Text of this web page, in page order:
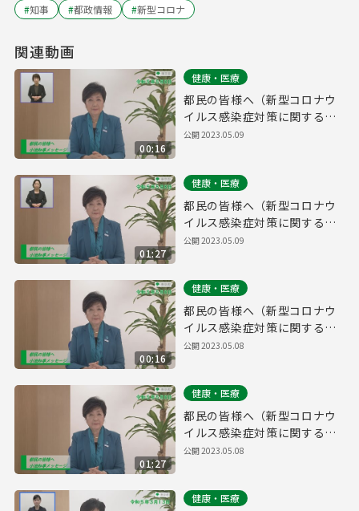
#知事 #都政情報 #新型コロナ
関連動画
00:16
健康・医療
都民の皆様へ（新型コロナウ
イルス感染症対策に関する知
事メッセージ 15秒手話付き
公開2023.05.09
01:27
健康・医療
都民の皆様へ（新型コロナウ
イルス感染症対策に関する知
事メッセージ 手話付き 令和5
公開2023.05.09
00:16
健康・医療
都民の皆様へ（新型コロナウ
イルス感染症対策に関する知
事メッセージ 15秒版 令和5年
公開2023.05.08
01:27
健康・医療
都民の皆様へ（新型コロナウ
イルス感染症対策に関する知
事メッセージ 令和5年5月8
公開2023.05.08
健康・医療